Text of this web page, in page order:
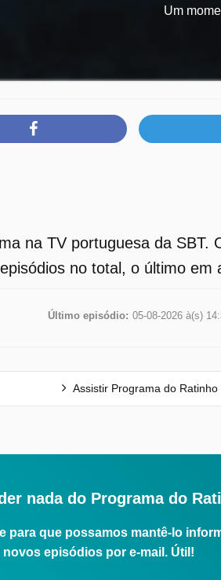
Um
na TV portuguesa da
no total, o último em
Último episódio: 05-08-2026 à(s)
Assistir Programa do Ratinho
nada do Programa do
para que possamos mantê-lo
novos episódios por e-mail. Útil!